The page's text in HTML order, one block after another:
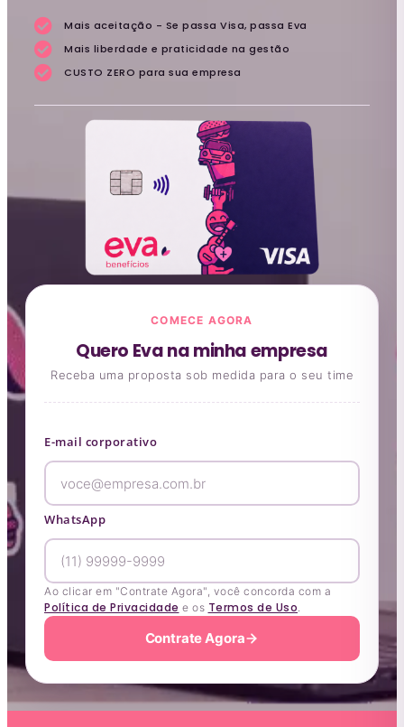
Mais aceitação - Se passa Visa, passa Eva
Mais liberdade e praticidade na gestão
CUSTO ZERO para sua empresa
COMECE AGORA
Quero Eva na minha empresa
Receba uma proposta sob medida para o seu time
E-mail corporativo
WhatsApp
Ao clicar em "Contrate Agora", você concorda com a
Política de Privacidade e os Termos de Uso.
Contrate Agora